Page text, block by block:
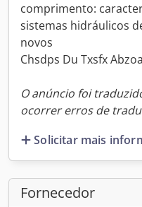
comprimento:
sistemas hidráulicos
novos
Chsdps Du Txsfx Abzoa
O anúncio foi
ocorrer erros de
Solicitar mais
Fornecedor